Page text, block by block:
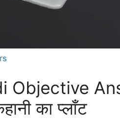
Objective
का प्लाँट